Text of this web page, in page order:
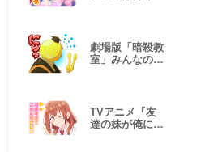
劇場版「暗殺教
室」みんなの時
TVアニメ『友
達の妹が俺にだ